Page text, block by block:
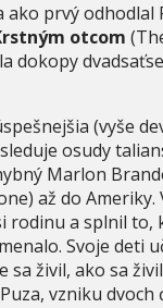
ako prvý odhodlal
otcom
dokopy
(vyše
osudy
Marlon
až do
rodinu a splnil
Svoje deti
sa živil, ako sa
vzniku